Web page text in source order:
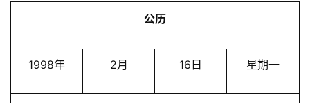
公历
1998年 2月 16日 星期一